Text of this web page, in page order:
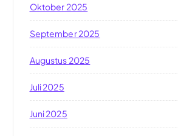
Oktober 2025
September 2025
Augustus 2025
Juli 2025
Juni 2025